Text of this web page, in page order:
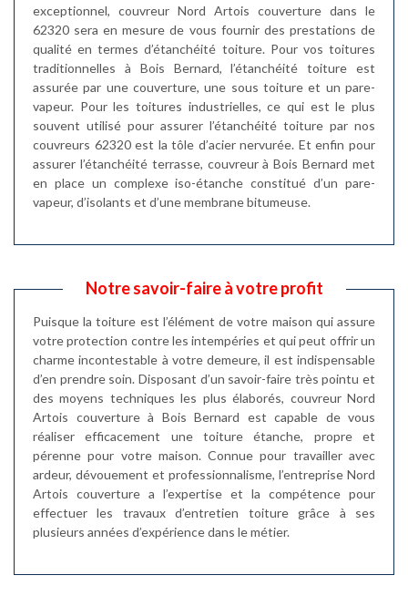
exceptionnel, couvreur Nord Artois couverture dans le
62320 sera en mesure de vous fournir des prestations de
qualité en termes d’étanchéité toiture. Pour vos toitures
traditionnelles à Bois Bernard, l’étanchéité toiture est
assurée par une couverture, une sous toiture et un pare-
vapeur. Pour les toitures industrielles, ce qui est le plus
souvent utilisé pour assurer l’étanchéité toiture par nos
couvreurs 62320 est la tôle d’acier nervurée. Et enfin pour
assurer l’étanchéité terrasse, couvreur à Bois Bernard met
en place un complexe iso-étanche constitué d’un pare-
vapeur, d’isolants et d’une membrane bitumeuse.
Notre savoir-faire à votre profit
Puisque la toiture est l’élément de votre maison qui assure
votre protection contre les intempéries et qui peut offrir un
charme incontestable à votre demeure, il est indispensable
d’en prendre soin. Disposant d’un savoir-faire très pointu et
des moyens techniques les plus élaborés, couvreur Nord
Artois couverture à Bois Bernard est capable de vous
réaliser efficacement une toiture étanche, propre et
pérenne pour votre maison. Connue pour travailler avec
ardeur, dévouement et professionnalisme, l’entreprise Nord
Artois couverture a l’expertise et la compétence pour
effectuer les travaux d’entretien toiture grâce à ses
plusieurs années d’expérience dans le métier.